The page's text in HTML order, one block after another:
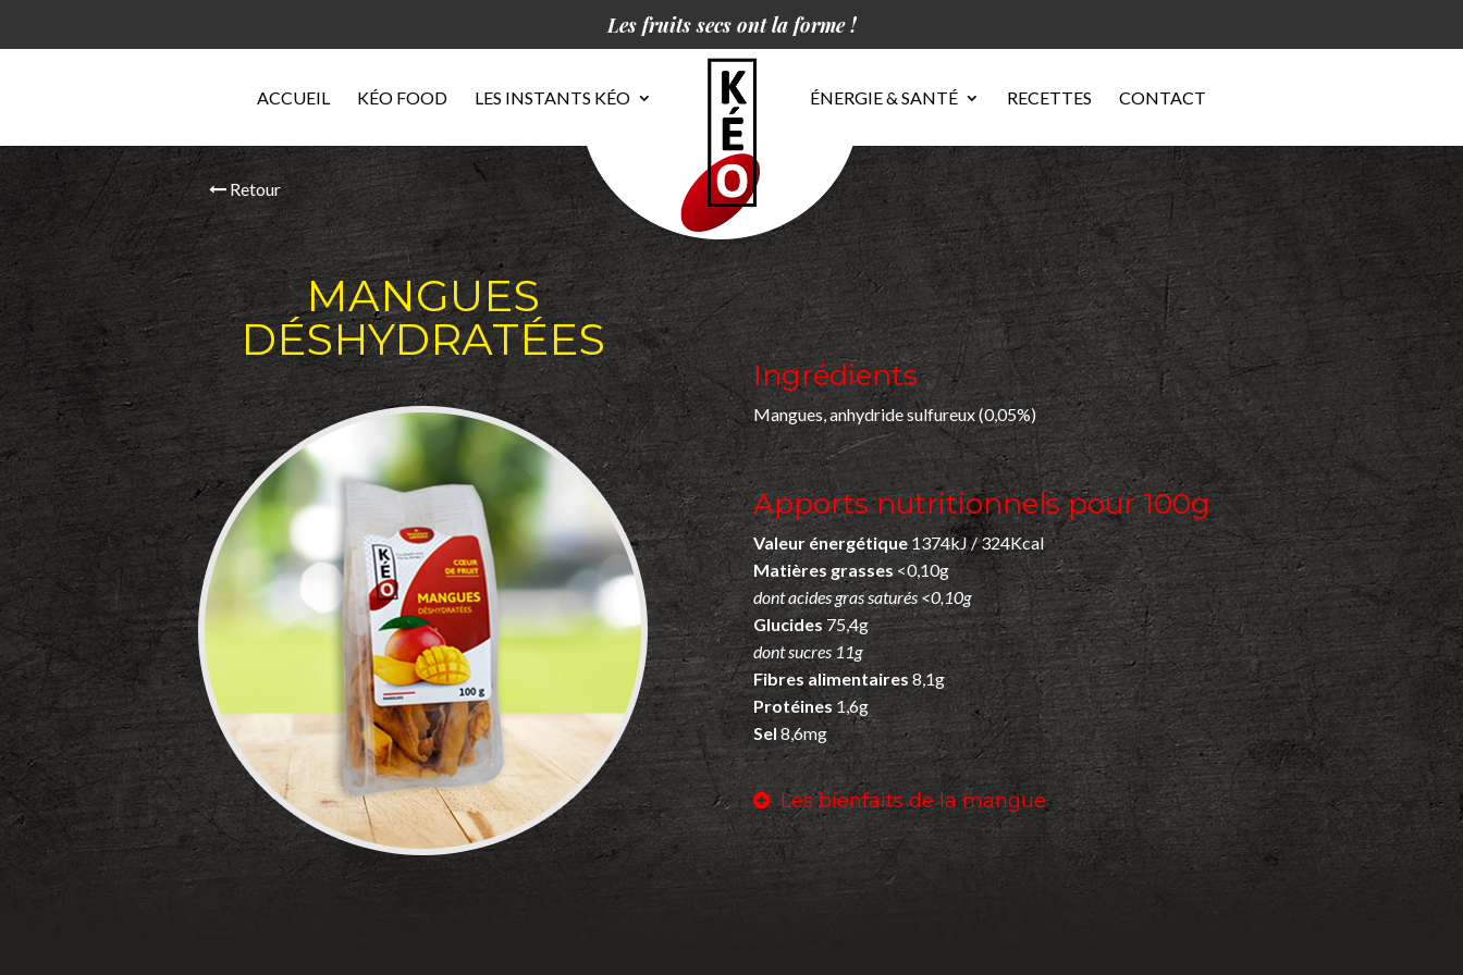
Les fruits secs ont la forme !
ACCUEIL KÉO FOOD LES INSTANTS KÉO ÉNERGIE & SANTÉ RECETTES CONTACT
Retour
MANGUES
DÉSHYDRATÉES
Ingrédients
Mangues, anhydride sulfureux (0,05%)
Apports nutritionnels pour 100g
Valeur énergétique 1374kJ / 324Kcal
Matières grasses <0,10g
dont acides gras saturés <0,10g
Glucides 75,4g
dont sucres 11g
Fibres alimentaires 8,1g
Protéines 1,6g
Sel8,6mg
Les bienfaits de la mangue